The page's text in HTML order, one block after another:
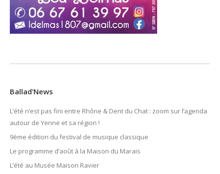
Ballad’News
L’été n’est pas fini entre Rhône & Dent du Chat : zoom sur l’agenda
autour de Yenne et sa région !
9ème édition du festival de musique classique
Le programme d’août à la Maison du Marais
L’été au Musée Maison Ravier